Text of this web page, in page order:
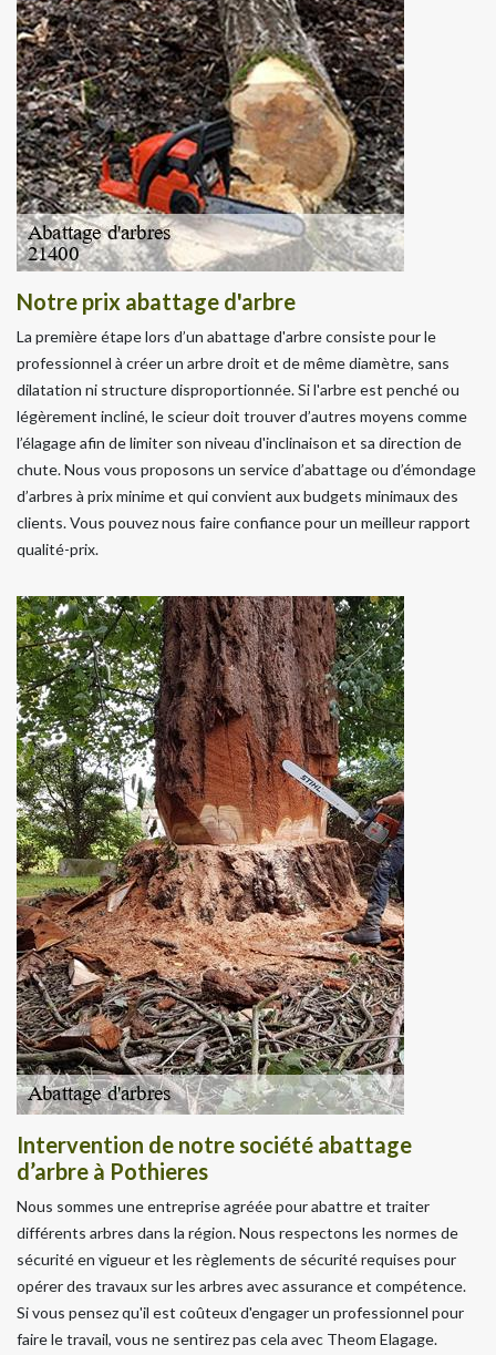
Notre prix abattage d'arbre
La première étape lors d’un abattage d'arbre consiste pour le
professionnel à créer un arbre droit et de même diamètre, sans
dilatation ni structure disproportionnée. Si l'arbre est penché ou
légèrement incliné, le scieur doit trouver d’autres moyens comme
l’élagage afin de limiter son niveau d'inclinaison et sa direction de
chute. Nous vous proposons un service d’abattage ou d’émondage
d’arbres à prix minime et qui convient aux budgets minimaux des
clients. Vous pouvez nous faire confiance pour un meilleur rapport
qualité-prix.
Intervention de notre société abattage
d’arbre à Pothieres
Nous sommes une entreprise agréée pour abattre et traiter
différents arbres dans la région. Nous respectons les normes de
sécurité en vigueur et les règlements de sécurité requises pour
opérer des travaux sur les arbres avec assurance et compétence.
Si vous pensez qu'il est coûteux d'engager un professionnel pour
faire le travail, vous ne sentirez pas cela avec Theom Elagage.